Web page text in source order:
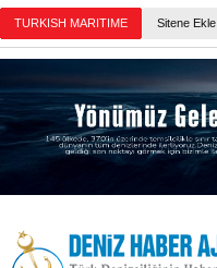
TURKISH MARITIME Sitene Ekle